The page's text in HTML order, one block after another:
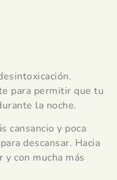
para permitir que tu
la noche.
cansancio y poca
descansar. Hacia
con mucha más